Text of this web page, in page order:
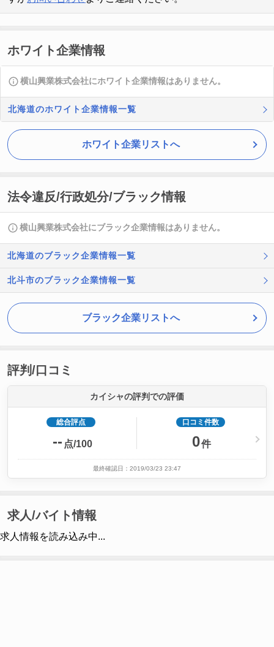
ホワイト企業情報
横山興業株式会社にホワイト企業情報はありません。
北海道のホワイト企業情報一覧
ホワイト企業リストへ
法令違反/行政処分/ブラック情報
横山興業株式会社にブラック企業情報はありません。
北海道のブラック企業情報一覧
北斗市のブラック企業情報一覧
ブラック企業リストへ
評判/口コミ
カイシャの評判での評価
総合評点
-- 点/100
口コミ件数
0件
最終確認日：2019/03/23 23:47
求人/バイト情報
求人情報を読み込み中...